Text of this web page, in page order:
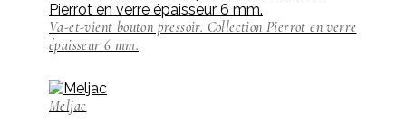
Va-et-vient bouton pressoir. Collection Pierrot en verre
épaisseur 6 mm.
Meljac